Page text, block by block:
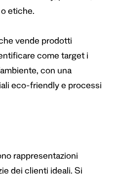
etiche.
vende prodotti
come target i
con una
eco-friendly e processi
rappresentazioni
dei clienti ideali. Si